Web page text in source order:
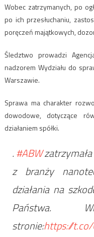
Wobec zatrzymanych, po
po ich przesłuchaniu,
poręczeń majątkowych,
Śledztwo prowadzi
nadzorem Wydziału do
Warszawie.
Sprawa ma charakter
dowodowe, dotyczące
działaniem spółki.
.#ABWzatrzymała
z branży
działania na
Państwa.
stronie:https://